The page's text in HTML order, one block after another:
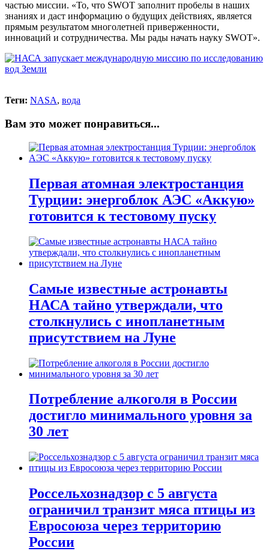
частью миссии. «То, что SWOT заполнит пробелы в наших
знаниях и даст информацию о будущих действиях, является
прямым результатом многолетней приверженности,
инноваций и сотрудничества. Мы рады начать науку SWOT».
Теги: NASA, вода
Вам это может понравиться...
Первая атомная электростанция
Турции: энергоблок АЭС «Аккую»
готовится к тестовому пуску
Самые известные астронавты
НАСА тайно утверждали, что
столкнулись с инопланетным
присутствием на Луне
Потребление алкоголя в России
достигло минимального уровня за
30 лет
Россельхознадзор с 5 августа
ограничил транзит мяса птицы из
Евросоюза через территорию
России